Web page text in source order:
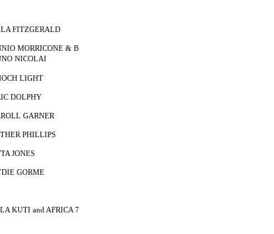
FITZGERALD
MORRICONE & B
NICOLAI
LIGHT
DOLPHY
GARNER
PHILLIPS
JONES
GORME
KUTI and AFRICA 7